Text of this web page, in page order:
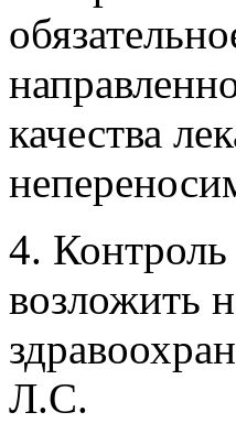
качества
4. Контроль
возложить
Л.С.